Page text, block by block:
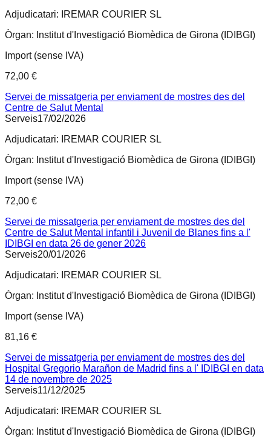
Adjudicatari:
IREMAR COURIER SL
Òrgan: Institut d'Investigació Biomèdica de Girona (IDIBGI)
Import (sense IVA)
72,00 €
Servei de missatgeria per enviament de mostres des del
Centre de Salut Mental
Serveis17/02/2026
Adjudicatari:
IREMAR COURIER SL
Òrgan: Institut d'Investigació Biomèdica de Girona (IDIBGI)
Import (sense IVA)
72,00 €
Servei de missatgeria per enviament de mostres des del
Centre de Salut Mental infantil i Juvenil de Blanes fins a l'
IDIBGI en data 26 de gener 2026
Serveis20/01/2026
Adjudicatari:
IREMAR COURIER SL
Òrgan: Institut d'Investigació Biomèdica de Girona (IDIBGI)
Import (sense IVA)
81,16 €
Servei de missatgeria per enviament de mostres des del
Hospital Gregorio Marañon de Madrid fins a l' IDIBGI en data
14 de novembre de 2025
Serveis11/12/2025
Adjudicatari:
IREMAR COURIER SL
Òrgan: Institut d'Investigació Biomèdica de Girona (IDIBGI)